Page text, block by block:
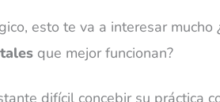
, esto te va a interesar mucho
que mejor funcionan?
difícil concebir su práctica